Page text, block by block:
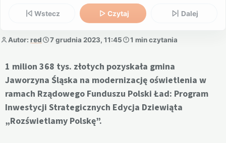
Wstecz Czytaj Dalej
Autor: red 7 grudnia 2023, 11:45 1 min czytania
1 milion 368 tys. złotych pozyskała gmina
Jaworzyna Śląska na modernizację oświetlenia w
ramach Rządowego Funduszu Polski Ład: Program
Inwestycji Strategicznych Edycja Dziewiąta
„Rozświetlamy Polskę”.